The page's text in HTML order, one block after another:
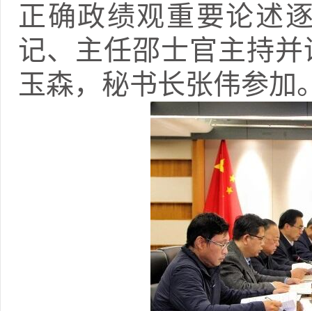
正确政绩观重要论述
记、主任邵士官主持
玉森，秘书长张伟参加